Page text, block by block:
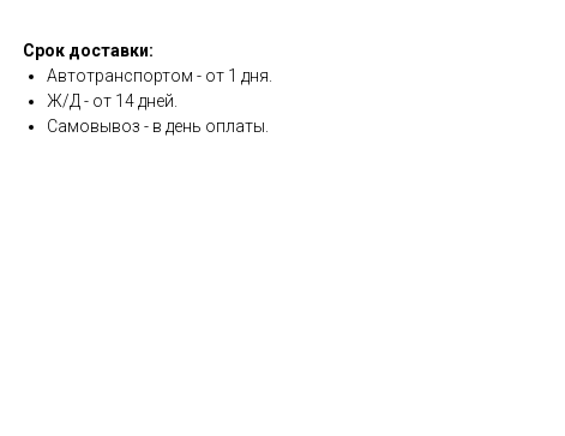
Срок доставки:
Автотранспортом - от 1 дня.
Ж/Д - от 14 дней.
Самовывоз - в день оплаты.